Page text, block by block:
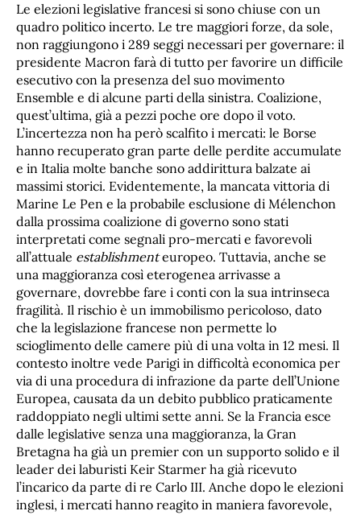
Le elezioni legislative francesi si sono chiuse con un
quadro politico incerto. Le tre maggiori forze, da sole,
non raggiungono i 289 seggi necessari per governare: il
presidente Macron farà di tutto per favorire un difficile
esecutivo con la presenza del suo movimento
Ensemble e di alcune parti della sinistra. Coalizione,
quest’ultima, già a pezzi poche ore dopo il voto.
L’incertezza non ha però scalfito i mercati: le Borse
hanno recuperato gran parte delle perdite accumulate
e in Italia molte banche sono addirittura balzate ai
massimi storici. Evidentemente, la mancata vittoria di
Marine Le Pen e la probabile esclusione di Mélenchon
dalla prossima coalizione di governo sono stati
interpretati come segnali pro-mercati e favorevoli
all’attuale establishmenteuropeo. Tuttavia, anche se
una maggioranza così eterogenea arrivasse a
governare, dovrebbe fare i conti con la sua intrinseca
fragilità. Il rischio è un immobilismo pericoloso, dato
che la legislazione francese non permette lo
scioglimento delle camere più di una volta in 12 mesi. Il
contesto inoltre vede Parigi in difficoltà economica per
via di una procedura di infrazione da parte dell’Unione
Europea, causata da un debito pubblico praticamente
raddoppiato negli ultimi sette anni. Se la Francia esce
dalle legislative senza una maggioranza, la Gran
Bretagna ha già un premier con un supporto solido e il
leader dei laburisti Keir Starmer ha già ricevuto
l’incarico da parte di re Carlo III. Anche dopo le elezioni
inglesi, i mercati hanno reagito in maniera favorevole,